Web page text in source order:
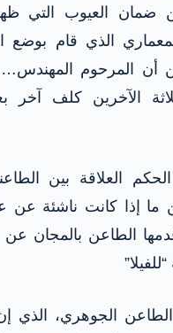
ضمان العيوب التي
الذي قام بوضع
أن المرحوم
الآخرين كلف
العلاقة بين
ما إذا كانت ناشئة عن
الطاعن بالمجان
“للفيلا”
الجوهري، الذي